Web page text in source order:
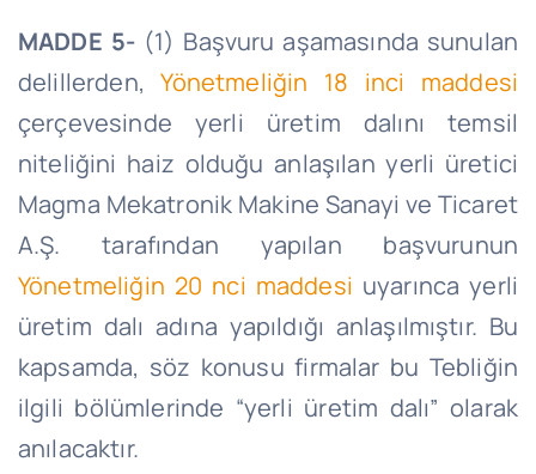
MADDE 5- (1) Başvuru aşamasında sunulan
delillerden,Yönetmeliğin 18 inci maddesi
çerçevesinde yerli üretim dalını temsil
niteliğini haiz olduğu anlaşılan yerli üretici
Magma Mekatronik Makine Sanayi ve Ticaret
A.Ş. tarafından yapılan başvurunun
Yönetmeliğin 20 nci maddesi uyarınca yerli
üretim dalı adına yapıldığı anlaşılmıştır. Bu
kapsamda, söz konusu firmalar bu Tebliğin
ilgili bölümlerinde “yerli üretim dalı” olarak
anılacaktır.